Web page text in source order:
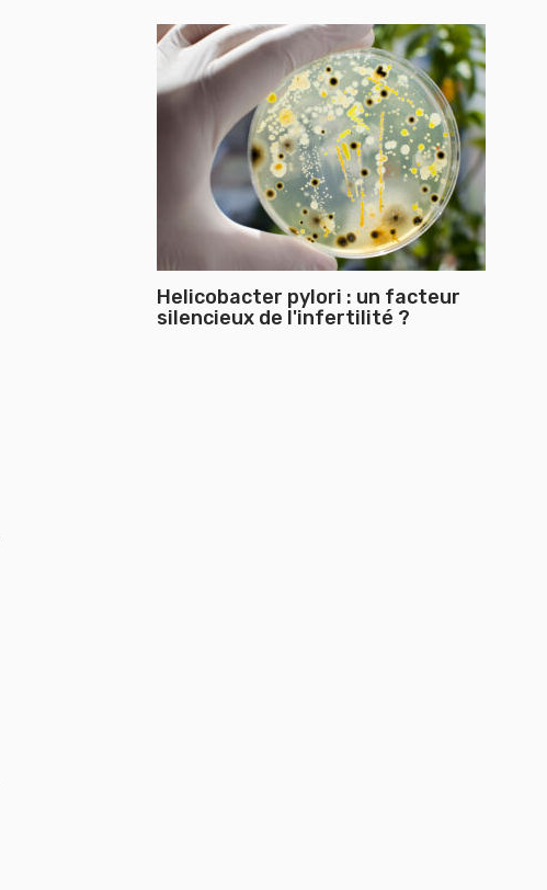
Helicobacter pylori : un facteur
silencieux de l'infertilité ?